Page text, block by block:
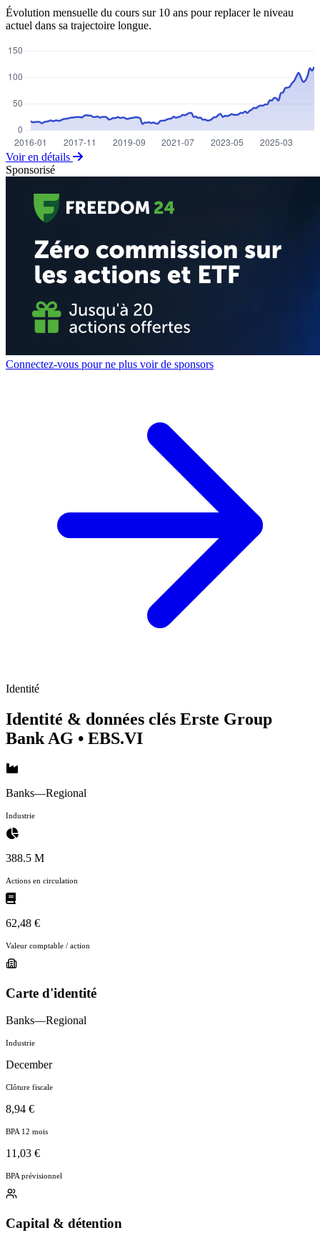
Évolution mensuelle du cours sur 10 ans pour replacer le niveau
actuel dans sa trajectoire longue.
Voir en détails
Sponsorisé
Connectez-vous pour ne plus voir de sponsors
Identité
Identité & données clés Erste Group
Bank AG • EBS.VI
Banks—Regional
Industrie
388.5 M
Actions en circulation
62,48 €
Valeur comptable / action
Carte d'identité
Banks—Regional
Industrie
December
Clôture fiscale
8,94 €
BPA 12 mois
11,03 €
BPA prévisionnel
Capital & détention